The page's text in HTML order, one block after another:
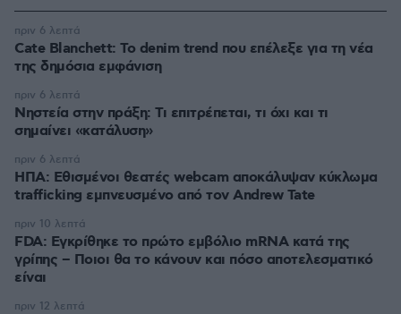
Cate Blanchett: Το denim trend που επέλεξε για τη νέα
της δημόσια εμφάνιση
πριν 6 λεπτά
Νηστεία στην πράξη: Τι επιτρέπεται, τι όχι και τι
σημαίνει «κατάλυση»
πριν 6 λεπτά
ΗΠΑ: Εθισμένοι θεατές webcam αποκάλυψαν κύκλωμα
trafficking εμπνευσμένο από τον Andrew Tate
πριν 6 λεπτά
FDA: Εγκρίθηκε το πρώτο εμβόλιο mRNA κατά της
γρίπης – Ποιοι θα το κάνουν και πόσο αποτελεσματικό
είναι
πριν 10 λεπτά
πριν 12 λεπτά